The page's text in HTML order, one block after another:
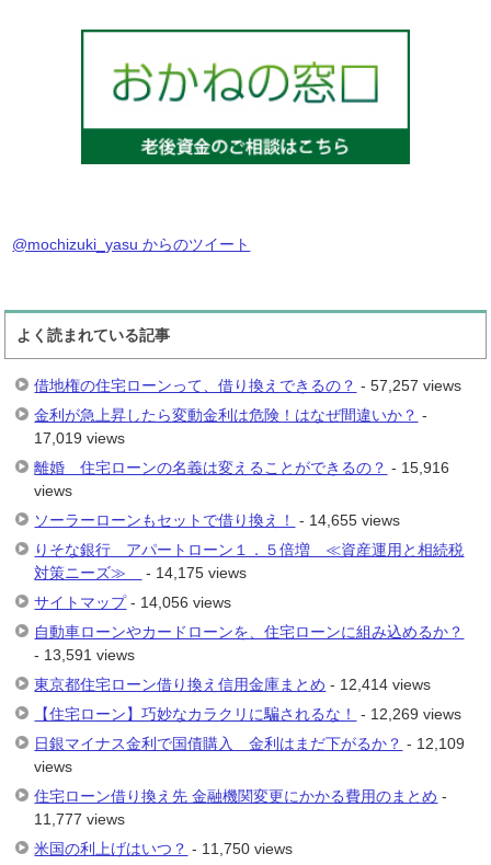
@mochizuki_yasu からのツイート
よく読まれている記事
借地権の住宅ローンって、借り換えできるの？ - 57,257 views
金利が急上昇したら変動金利は危険！はなぜ間違いか？ -
17,019 views
離婚 住宅ローンの名義は変えることができるの？ - 15,916
views
ソーラーローンもセットで借り換え！
- 14,655 views
りそな銀行 アパートローン１．５倍増 ≪資産運用と相続税
対策ニーズ≫
- 14,175 views
サイトマップ- 14,056 views
自動車ローンやカードローンを、住宅ローンに組み込めるか？
- 13,591 views
東京都住宅ローン借り換え信用金庫まとめ - 12,414 views
【住宅ローン】巧妙なカラクリに騙されるな！
- 12,269 views
日銀マイナス金利で国債購入 金利はまだ下がるか？ - 12,109
views
住宅ローン借り換え先 金融機関変更にかかる費用のまとめ -
11,777 views
米国の利上げはいつ？ - 11,750 views